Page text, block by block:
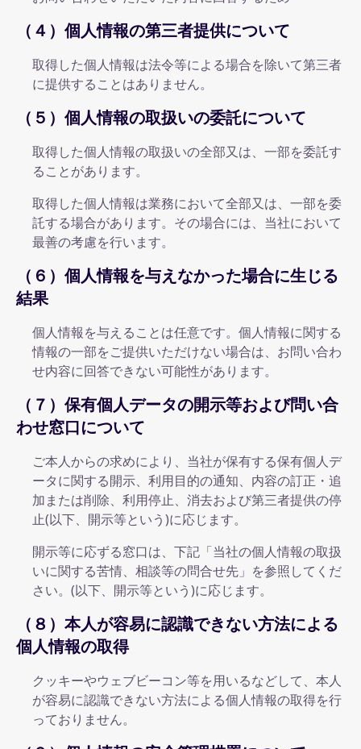
（４）個人情報の第三者提供について
取得した個人情報は法令等による場合を除いて第三者
に提供することはありません。
（５）個人情報の取扱いの委託について
取得した個人情報の取扱いの全部又は、一部を委託す
ることがあります。
取得した個人情報は業務において全部又は、一部を委
託する場合があります。その場合には、当社において
最善の考慮を行います。
（６）個人情報を与えなかった場合に生じる
結果
個人情報を与えることは任意です。個人情報に関する
情報の一部をご提供いただけない場合は、お問い合わ
せ内容に回答できない可能性があります。
（７）保有個人データの開示等および問い合
わせ窓口について
ご本人からの求めにより、当社が保有する保有個人デ
ータに関する開示、利用目的の通知、内容の訂正・追
加または削除、利用停止、消去および第三者提供の停
止(以下、開示等という)に応じます。
開示等に応ずる窓口は、下記「当社の個人情報の取扱
いに関する苦情、相談等の問合せ先」を参照してくだ
さい。(以下、開示等という)に応じます。
（８）本人が容易に認識できない方法による
個人情報の取得
クッキーやウェブビーコン等を用いるなどして、本人
が容易に認識できない方法による個人情報の取得を行
っておりません。